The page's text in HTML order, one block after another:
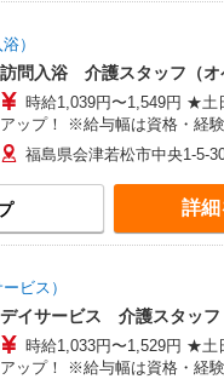
）
訪問入浴 介護スタッフ（オ
時給1,039円〜1,549円 ★土日祝日は時給100円
アップ！ ※給与幅は資格・経
福島県会津若松市中央1-5-
詳細
ビス）
デイサービス 介護スタッフ
時給1,033円〜1,529円 ★土日祝日は時給100円
アップ！ ※給与幅は資格・経